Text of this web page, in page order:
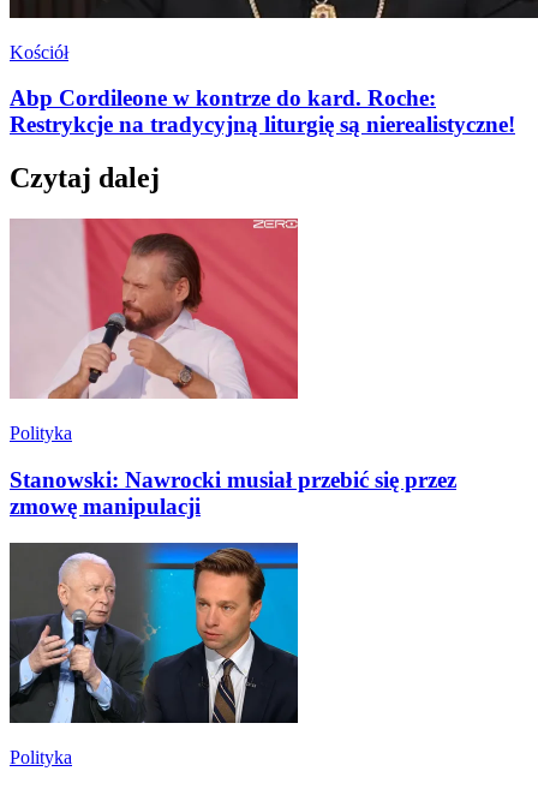
Kościół
Abp Cordileone w kontrze do kard. Roche:
Restrykcje na tradycyjną liturgię są nierealistyczne!
Czytaj dalej
Polityka
Stanowski: Nawrocki musiał przebić się przez
zmowę manipulacji
Polityka